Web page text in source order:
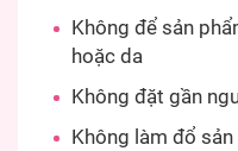
Không để sản
hoặc da
Không đặt gần
Không làm đổ